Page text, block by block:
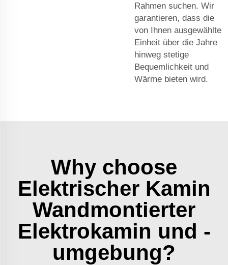
Rahmen suchen. Wir
garantieren, dass die
von Ihnen ausgewählte
Einheit über die Jahre
hinweg stetige
Bequemlichkeit und
Wärme bieten wird.
Why choose
Elektrischer Kamin
Wandmontierter
Elektrokamin und -
umgebung?